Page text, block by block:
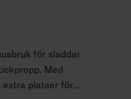
för sladdar
Med
extra platser för